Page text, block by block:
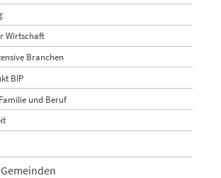
Wirtschaft
Branchen
BIP
und Beruf